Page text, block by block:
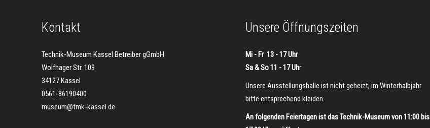
Kontakt
Technik-Museum Kassel Betreiber gGmbH
Wolfhager Str. 109
34127 Kassel
0561-86190400
museum@tmk-kassel.de
Unsere Öffnungszeiten
Mi - Fr 13 - 17 Uhr
Sa & So 11 - 17 Uhr
Unsere Ausstellungshalle ist nicht geheizt, im Winterhalbjahr
bitte entsprechend kleiden.
An folgenden Feiertagen ist das Technik-Museum von 11:00 bis